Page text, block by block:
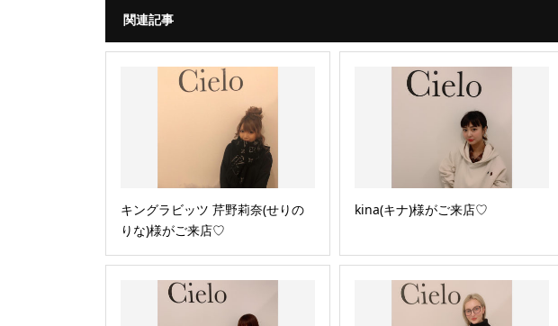
関連記事
キングラビッツ 芹野莉奈(せりの
りな)様がご来店♡
kina(キナ)様がご来店♡